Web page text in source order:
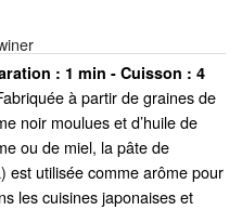
: 1 min - Cuisson : 4
à partir de graines de
noir moulues et d’huile de
ou de miel, la pâte de
est utilisée comme arôme pour
les cuisines japonaises et